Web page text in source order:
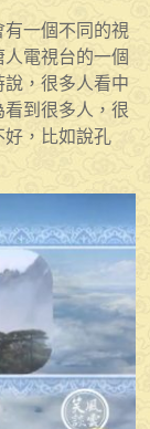
一個不同的視
電視台的一個
，很多人看中
到很多人，很
，比如說孔